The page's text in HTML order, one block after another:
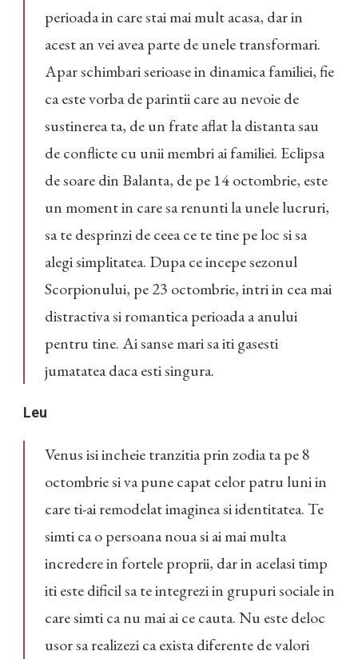
perioada in care stai mai mult acasa, dar in
acest an vei avea parte de unele transformari.
Apar schimbari serioase in dinamica familiei, fie
ca este vorba de parintii care au nevoie de
sustinerea ta, de un frate aflat la distanta sau
de conflicte cu unii membri ai familiei. Eclipsa
de soare din Balanta, de pe 14 octombrie, este
un moment in care sa renunti la unele lucruri,
sa te desprinzi de ceea ce te tine pe loc si sa
alegi simplitatea. Dupa ce incepe sezonul
Scorpionului, pe 23 octombrie, intri in cea mai
distractiva si romantica perioada a anului
pentru tine. Ai sanse mari sa iti gasesti
jumatatea daca esti singura.
Leu
Venus isi incheie tranzitia prin zodia ta pe 8
octombrie si va pune capat celor patru luni in
care ti-ai remodelat imaginea si identitatea. Te
simti ca o persoana noua si ai mai multa
incredere in fortele proprii, dar in acelasi timp
iti este dificil sa te integrezi in grupuri sociale in
care simti ca nu mai ai ce cauta. Nu este deloc
usor sa realizezi ca exista diferente de valori